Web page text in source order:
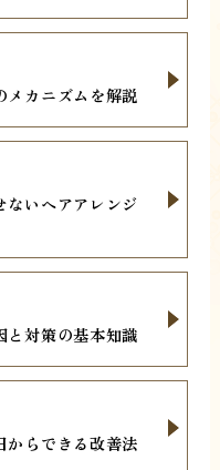
メカニズムを解説
いヘアアレンジ
と対策の基本知識
からできる改善法